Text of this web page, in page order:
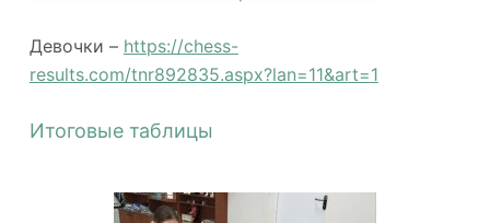
Девочки – https://chess-
results.com/tnr892835.aspx?lan=11&art=1
Итоговые таблицы